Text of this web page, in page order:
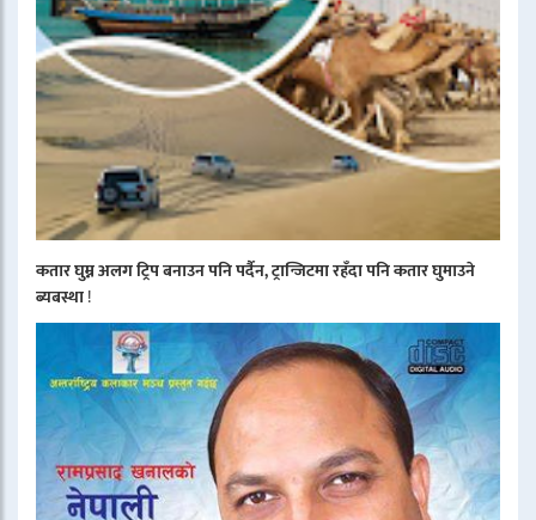
कतार घुम्न अलग ट्रिप बनाउन पनि पर्दैन, ट्रान्जिटमा रहँदा पनि कतार घुमाउने
ब्यबस्था!